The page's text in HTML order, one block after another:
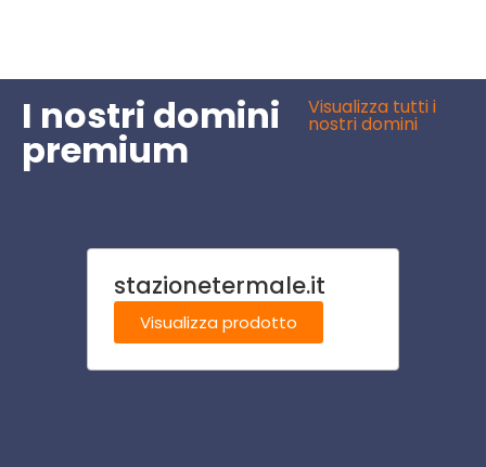
I nostri domini
premium
Visualizza tutti i
nostri domini
stazionetermale.it
Visualizza prodotto